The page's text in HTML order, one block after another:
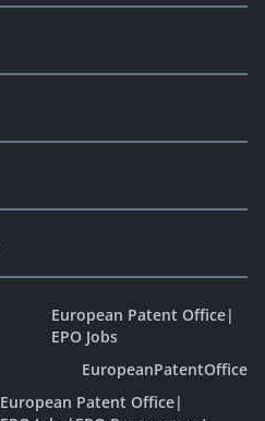
European Patent Office|
EPO Jobs
EuropeanPatentOffice
European Patent Office|